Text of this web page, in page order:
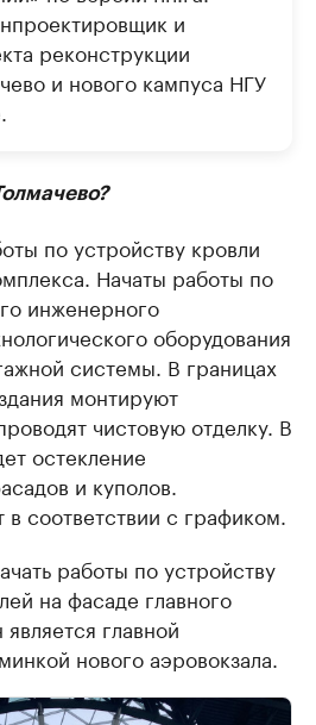
и
реконструкции
и нового кампуса НГУ
по устройству кровли
Начаты работы по
инженерного
оборудования
системы. В границах
монтируют
чистовую отделку. В
остекление
и куполов.
в соответствии с графиком.
работы по устройству
на фасаде главного
главной
нового аэровокзала.